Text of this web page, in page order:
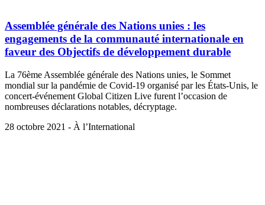
Assemblée générale des Nations unies : les
engagements de la communauté internationale en
faveur des Objectifs de développement durable
La 76ème Assemblée générale des Nations unies, le Sommet
mondial sur la pandémie de Covid-19 organisé par les États-Unis, le
concert-événement Global Citizen Live furent l’occasion de
nombreuses déclarations notables, décryptage.
28 octobre 2021 - À l’International